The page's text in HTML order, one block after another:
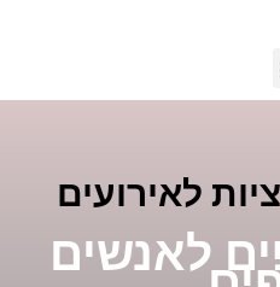
לאירועים
לאנשים